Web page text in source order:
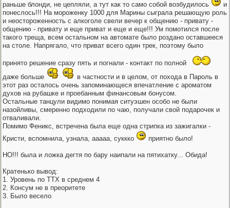
раньше блонди, не цепляли, а тут как то само собой возбудилось
и
понеслось!!! На мороженку 1000 для Марины сыграла решающую роль
и неостороженность с алкоголе свели вечер к общению - привату -
общению - привату и еще приват и еще и еще!!! Ум помотился после
такого треща, всем остальном на автомате было роздано оставшееся
на столе. Напрягало, что приват всего один трек, поэтому было
принято решение сразу пять и погнали - контакт по полной
даже больше
в частности и в целом, от похода в Пароль в
этот раз осталось очень запоминающеся впечатление с ароматом
духов на рубашке и проебанным финансовым бонусом.
Остальные танцули видимо понимая ситуэшен особо не были
назойливы, смеренно подходили по чаю, получали свой подарочек и
отваливали.
Помимо Феникс, встречена была еще одна стрипка из зажигалки -
Кристи, вспомнила, узнала, ааааа, суккко
приятно было!
НО!!! была и ложка дегтя по бару наипали на пятихатку... Обида!
Кратенько вывод:
1. Уровень по ТТХ в среднем 4
2. Консум не в преоритете
3. Было весело